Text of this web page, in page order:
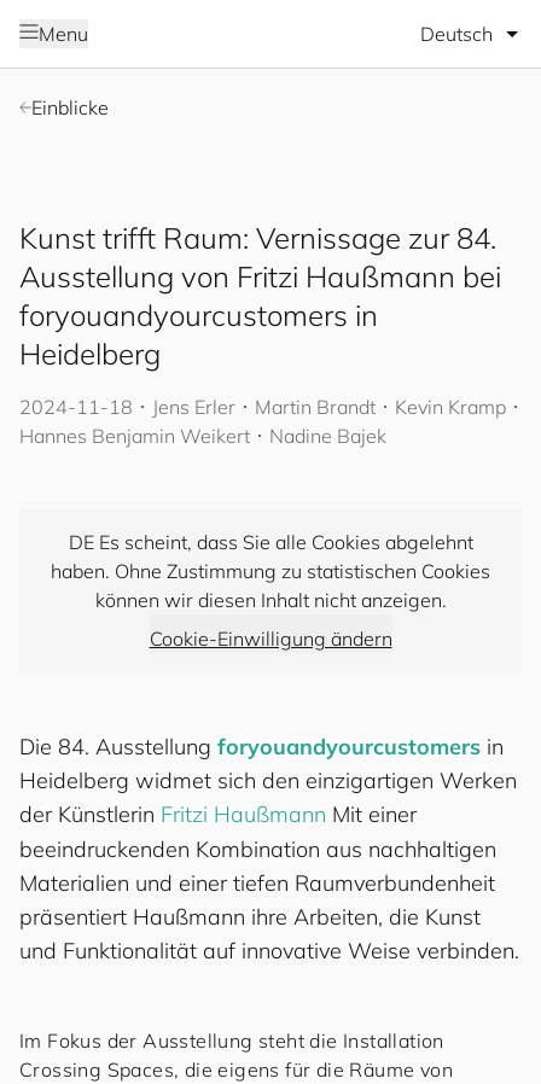
Menu Sprache
Einblicke
Kunst trifft Raum: Vernissage zur 84.
Ausstellung von Fritzi Haußmann bei
foryouandyourcustomers in
Heidelberg
2024-11-18 ･ Jens Erler ･ Martin Brandt ･ Kevin Kramp ･
Hannes Benjamin Weikert ･ Nadine Bajek
DE Es scheint, dass Sie alle Cookies abgelehnt
haben. Ohne Zustimmung zu statistischen Cookies
können wir diesen Inhalt nicht anzeigen.
Cookie-Einwilligung ändern
Die 84. Ausstellung foryouandyourcustomers in
Heidelberg widmet sich den einzigartigen Werken
der Künstlerin Fritzi Haußmann Mit einer
beeindruckenden Kombination aus nachhaltigen
Materialien und einer tiefen Raumverbundenheit
präsentiert Haußmann ihre Arbeiten, die Kunst
und Funktionalität auf innovative Weise verbinden.
Im Fokus der Ausstellung steht die Installation
Crossing Spaces, die eigens für die Räume von